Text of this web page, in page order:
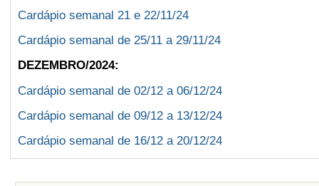
Cardápio semanal 21 e 22/11/24
Cardápio semanal de 25/11 a 29/11/24
DEZEMBRO/2024:
Cardápio semanal de 02/12 a 06/12/24
Cardápio semanal de 09/12 a 13/12/24
Cardápio semanal de 16/12 a 20/12/24